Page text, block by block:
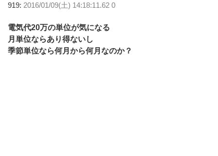
919: 2016/01/09(土) 14:18:11.62 0
電気代20万の単位が気になる
月単位ならあり得ないし
季節単位なら何月から何月なのか？